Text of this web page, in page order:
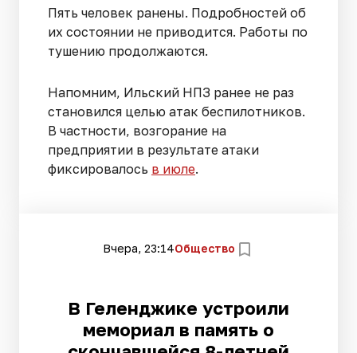
Пять человек ранены. Подробностей об
их состоянии не приводится. Работы по
тушению продолжаются.
Напомним, Ильский НПЗ ранее не раз
становился целью атак беспилотников.
В частности, возгорание на
предприятии в результате атаки
фиксировалось в июле.
Вчера, 23:14Общество
В Геленджике устроили
мемориал в память о